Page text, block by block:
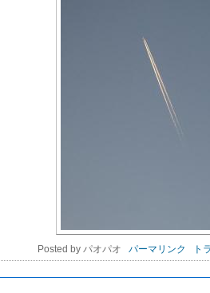
Posted by パオパオ パーマリンク ト